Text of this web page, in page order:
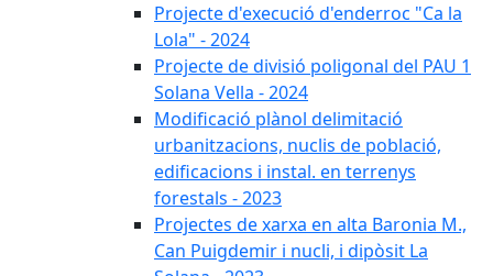
Projecte d'execució d'enderroc "Ca la
Lola" - 2024
Projecte de divisió poligonal del PAU 1
Solana Vella - 2024
Modificació plànol delimitació
urbanitzacions, nuclis de població,
edificacions i instal. en terrenys
forestals - 2023
Projectes de xarxa en alta Baronia M.,
Can Puigdemir i nucli, i dipòsit La